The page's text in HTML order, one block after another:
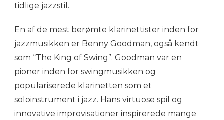
tidlige jazzstil.
En af de mest berømte klarinettister inden for
jazzmusikken er Benny Goodman, også kendt
som “The King of Swing”. Goodman var en
pioner inden for swingmusikken og
populariserede klarinetten som et
soloinstrument i jazz. Hans virtuose spil og
innovative improvisationer inspirerede mange